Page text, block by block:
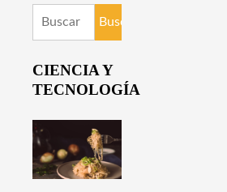
Buscar:
CIENCIA Y
TECNOLOGÍA